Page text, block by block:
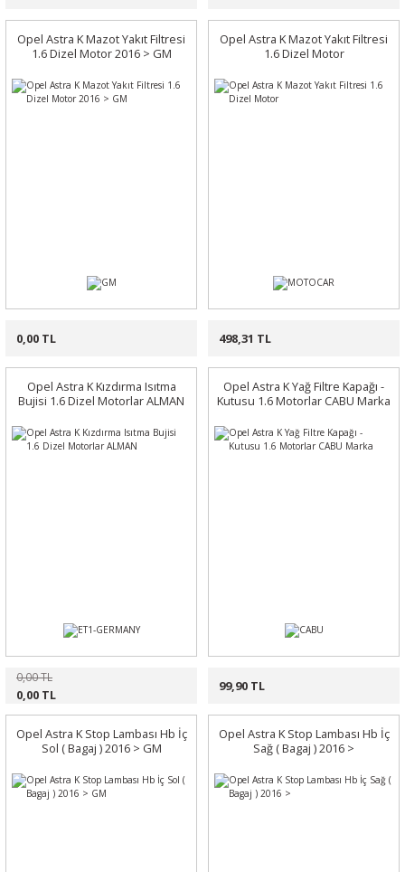
Opel Astra K Mazot Yakıt Filtresi
1.6 Dizel Motor 2016 > GM
0,00 TL
Opel Astra K Mazot Yakıt Filtresi
1.6 Dizel Motor
498,31 TL
Opel Astra K Kızdırma Isıtma
Bujisi 1.6 Dizel Motorlar ALMAN
0,00 TL
0,00 TL
Opel Astra K Yağ Filtre Kapağı -
Kutusu 1.6 Motorlar CABU Marka
99,90 TL
Opel Astra K Stop Lambası Hb İç
Sol ( Bagaj ) 2016 > GM
Opel Astra K Stop Lambası Hb İç
Sağ ( Bagaj ) 2016 >